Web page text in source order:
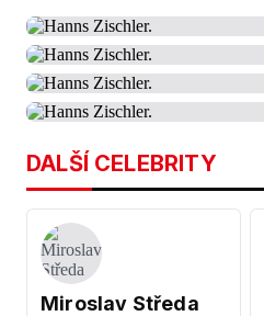
DALŠÍ CELEBRITY
Miroslav Středa